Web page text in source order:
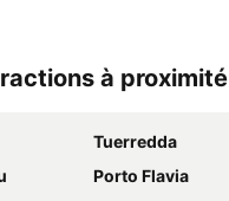
à proximité
Tuerredda
Porto Flavia